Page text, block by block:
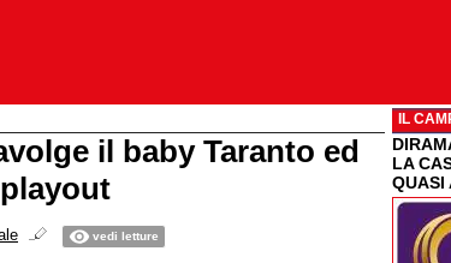
il baby Taranto ed
vedi letture
IL
LA
QUASI